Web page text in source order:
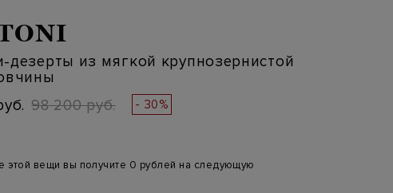
дезерты из мягкой крупнозернистой
98 200 руб. - 30%
этой вещи вы получите 0 рублей на следующую